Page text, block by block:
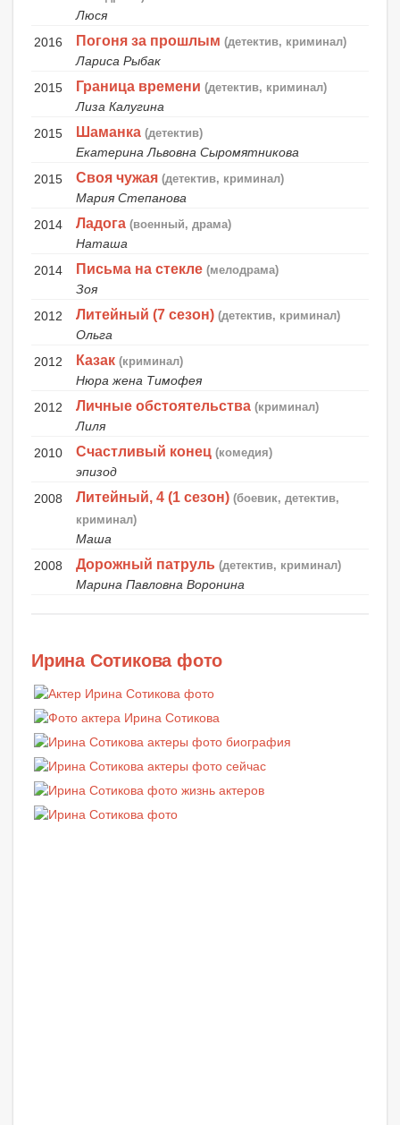
Люся
2016
Погоня за прошлым (детектив, криминал)
Лариса Рыбак
2015
Граница времени (детектив, криминал)
Лиза Калугина
2015
Шаманка (детектив)
Екатерина Львовна Сыромятникова
2015
Своя чужая (детектив, криминал)
Мария Степанова
2014
Ладога (военный, драма)
Наташа
2014
Письма на стекле (мелодрама)
Зоя
2012
Литейный (7 сезон) (детектив, криминал)
Ольга
2012
Казак (криминал)
Нюра жена Тимофея
2012
Личные обстоятельства (криминал)
Лиля
2010
Счастливый конец (комедия)
эпизод
2008
Литейный, 4 (1 сезон) (боевик, детектив,
криминал)
Маша
2008
Дорожный патруль (детектив, криминал)
Марина Павловна Воронина
Ирина Сотикова фото